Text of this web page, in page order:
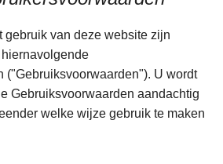
gebruik van deze website zijn
("Gebruiksvoorwaarden"). U wordt
Gebruiksvoorwaarden aandachtig
welke wijze gebruik te maken